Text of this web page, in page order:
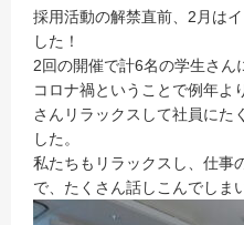
採用活動の解禁直前、2月は
した！
2回の開催で計6名の学生さん
コロナ禍ということで例年よ
さんリラックスして社員にた
した。
私たちもリラックスし、仕事
で、たくさん話しこんでしま